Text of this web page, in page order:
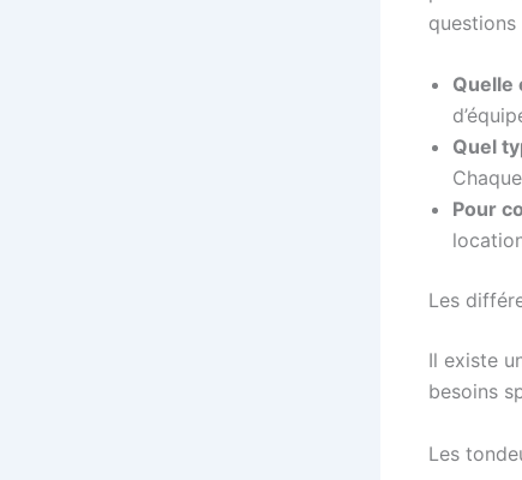
questions
Quelle
Quel
Pour
Les
Il existe
besoins
Les